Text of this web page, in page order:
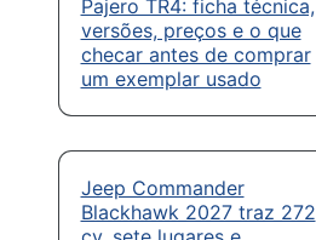
Pajero TR4: ficha técnica,
versões, preços e o que
checar antes de comprar
um exemplar usado
Jeep Commander
Blackhawk 2027 traz 272